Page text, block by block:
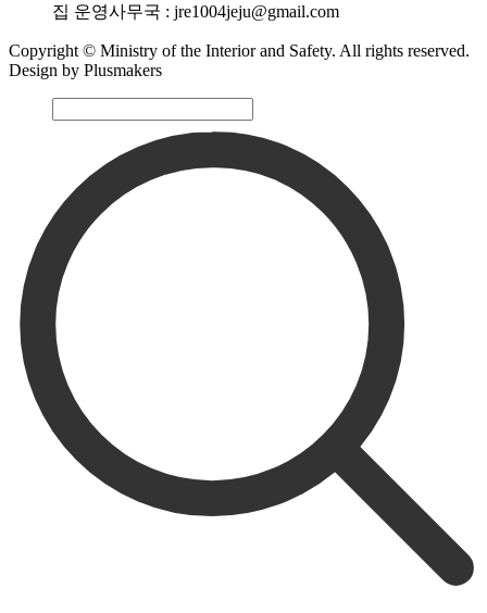
집 운영사무국 : jre1004jeju@gmail.com
Copyright © Ministry of the Interior and Safety. All rights reserved.
Design by Plusmakers